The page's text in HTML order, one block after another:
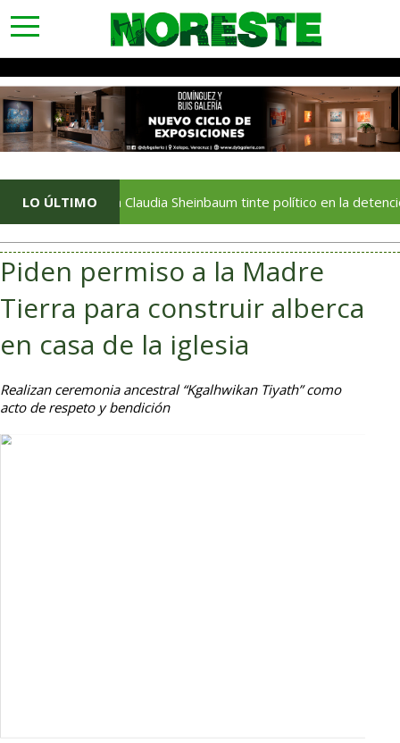
toggle
navigation
LO ÚLTIMO
Rechaza Claudia Sheinbaum tinte político en la detención del
Piden permiso a la Madre
Tierra para construir alberca
en casa de la iglesia
Realizan ceremonia ancestral “Kgalhwikan Tiyath” como
acto de respeto y bendición